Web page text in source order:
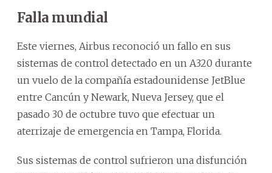
Falla mundial
Este viernes, Airbus reconoció un fallo en sus
sistemas de control detectado en un A320 durante
un vuelo de la compañía estadounidense JetBlue
entre Cancún y Newark, Nueva Jersey, que el
pasado 30 de octubre tuvo que efectuar un
aterrizaje de emergencia en Tampa, Florida.
Sus sistemas de control sufrieron una disfunción